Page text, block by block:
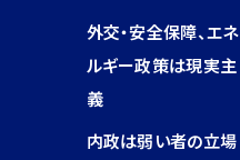
外交・安全保障、エネ
ルギー政策は現実主
義
内政は弱い者の立場